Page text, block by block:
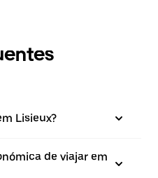
Lisieux?
de viajar em